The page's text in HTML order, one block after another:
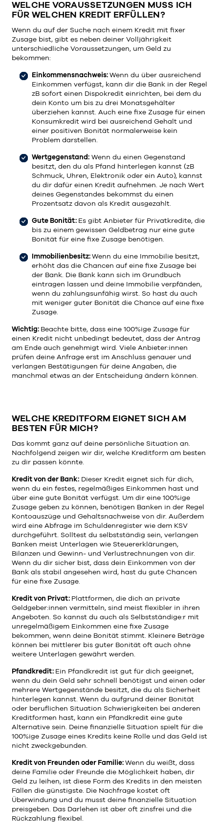
WELCHE VORAUSSETZUNGEN MUSS ICH
FÜR WELCHEN KREDIT ERFÜLLEN?
Wenn du auf der Suche nach einem Kredit mit fixer
Zusage bist, gibt es neben deiner Volljährigkeit
unterschiedliche Voraussetzungen, um Geld zu
bekommen:
Einkommensnachweis:Wenn du über ausreichend
Einkommen verfügst, kann dir die Bank in der Regel
zB sofort einen Dispokredit einrichten, bei dem du
dein Konto um bis zu drei Monatsgehälter
überziehen kannst. Auch eine fixe Zusage für einen
Konsumkredit wird bei ausreichend Gehalt und
einer positiven Bonität normalerweise kein
Problem darstellen.
Wertgegenstand: Wenn du einen Gegenstand
besitzt, den du als Pfand hinterlegen kannst (zB
Schmuck, Uhren, Elektronik oder ein Auto), kannst
du dir dafür einen Kredit aufnehmen. Je nach Wert
deines Gegenstandes bekommst du einen
Prozentsatz davon als Kredit ausgezahlt.
Gute Bonität: Es gibt Anbieter für Privatkredite, die
bis zu einem gewissen Geldbetrag nur eine gute
Bonität für eine fixe Zusage benötigen.
Immobilienbesitz:Wenn du eine Immobilie besitzt,
erhöht das die Chancen auf eine fixe Zusage bei
der Bank. Die Bank kann sich im Grundbuch
eintragen lassen und deine Immobilie verpfänden,
wenn du zahlungsunfähig wirst. So hast du auch
mit weniger guter Bonität die Chance auf eine fixe
Zusage.
Wichtig: Beachte bitte, dass eine 100%ige Zusage für
einen Kredit nicht unbedingt bedeutet, dass der Antrag
am Ende auch genehmigt wird. Viele Anbieter:innen
prüfen deine Anfrage erst im Anschluss genauer und
verlangen Bestätigungen für deine Angaben, die
manchmal etwas an der Entscheidung ändern können.
WELCHE KREDITFORM EIGNET SICH AM
BESTEN FÜR MICH?
Das kommt ganz auf deine persönliche Situation an.
Nachfolgend zeigen wir dir, welche Kreditform am besten
zu dir passen könnte.
Kredit von der Bank: Dieser Kredit eignet sich für dich,
wenn du ein festes, regelmäßiges Einkommen hast und
über eine gute Bonität verfügst. Um dir eine 100%ige
Zusage geben zu können, benötigen Banken in der Regel
Kontoauszüge und Gehaltsnachweise von dir. Außerdem
wird eine Abfrage im Schuldenregister wie dem KSV
durchgeführt. Solltest du selbstständig sein, verlangen
Banken meist Unterlagen wie Steuererklärungen,
Bilanzen und Gewinn- und Verlustrechnungen von dir.
Wenn du dir sicher bist, dass dein Einkommen von der
Bank als stabil angesehen wird, hast du gute Chancen
für eine fixe Zusage.
Kredit von Privat: Plattformen, die dich an private
Geldgeber:innen vermitteln, sind meist flexibler in ihren
Angeboten. So kannst du auch als Selbstständige:r mit
unregelmäßigem Einkommen eine fixe Zusage
bekommen, wenn deine Bonität stimmt. Kleinere Beträge
können bei mittlerer bis guter Bonität oft auch ohne
weitere Unterlagen gewährt werden.
Pfandkredit: Ein Pfandkredit ist gut für dich geeignet,
wenn du dein Geld sehr schnell benötigst und einen oder
mehrere Wertgegenstände besitzt, die du als Sicherheit
hinterlegen kannst. Wenn du aufgrund deiner Bonität
oder beruflichen Situation Schwierigkeiten bei anderen
Kreditformen hast, kann ein Pfandkredit eine gute
Alternative sein. Deine finanzielle Situation spielt für die
100%ige Zusage eines Kredits keine Rolle und das Geld ist
nicht zweckgebunden.
Kredit von Freunden oder Familie:Wenn du weißt, dass
deine Familie oder Freunde die Möglichkeit haben, dir
Geld zu leihen, ist diese Form des Kredits in den meisten
Fällen die günstigste. Die Nachfrage kostet oft
Überwindung und du musst deine finanzielle Situation
preisgeben. Das Darlehen ist aber oft zinsfrei und die
Rückzahlung flexibel.